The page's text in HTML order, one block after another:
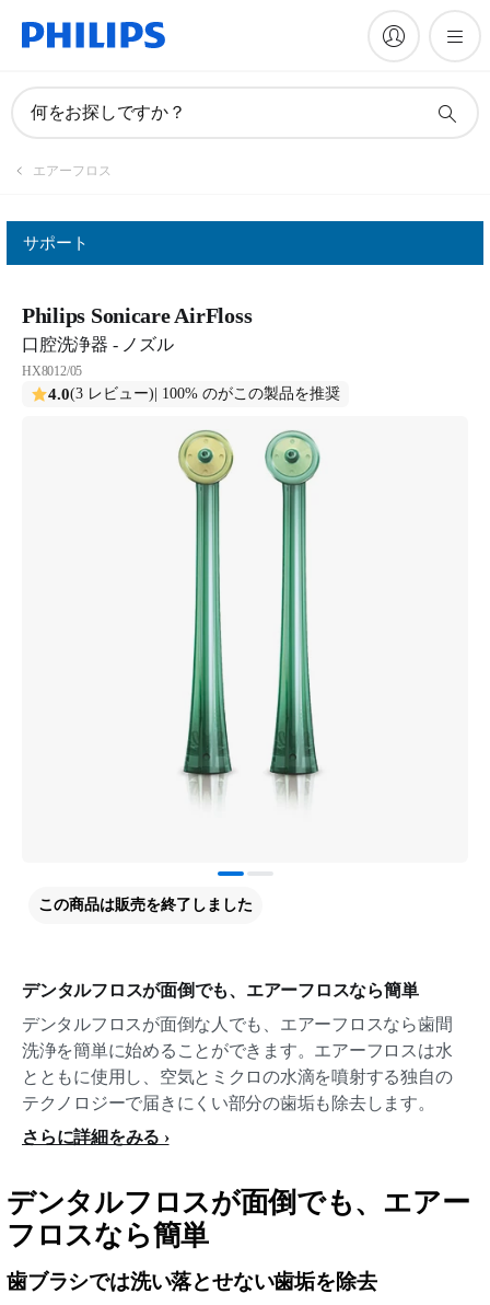
何をお探しですか？
エアーフロス
サポート
Philips Sonicare AirFloss
口腔洗浄器 - ノズル
HX8012/05
4.0(3 レビュー) | 100% のがこの製品を推奨
デンタルフロスが面倒でも、エアーフロスなら簡単
デンタルフロスが面倒な人でも、エアーフロスなら歯間
洗浄を簡単に始めることができます。エアーフロスは水
とともに使用し、空気とミクロの水滴を噴射する独自の
テクノロジーで届きにくい部分の歯垢も除去します。
さらに詳細をみる
この商品は販売を終了しました
デンタルフロスが面倒でも、エアー
フロスなら簡単
歯ブラシでは洗い落とせない歯垢を除去